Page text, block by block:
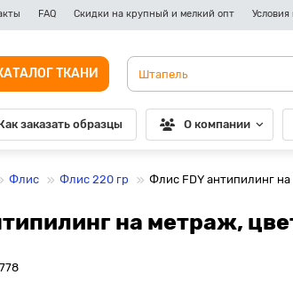
FAQ Скидки на крупный и мелкий опт Условия
ТКАНИ
заказать образцы О компании
Флис Флис 220 гр Флис FDY антипилинг
на метраж,